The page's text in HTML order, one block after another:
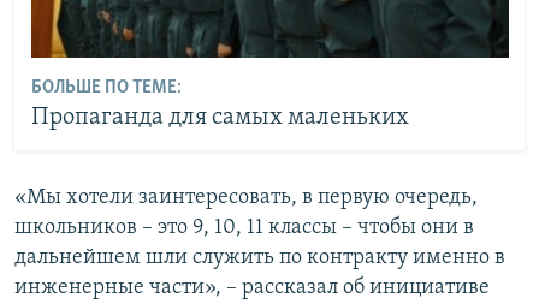
БОЛЬШЕ ПО ТЕМЕ:
Пропаганда для самых маленьких
«Мы хотели заинтересовать, в первую очередь,
школьников – это 9, 10, 11 классы – чтобы они в
дальнейшем шли служить по контракту именно в
инженерные части», – рассказал об инициативе